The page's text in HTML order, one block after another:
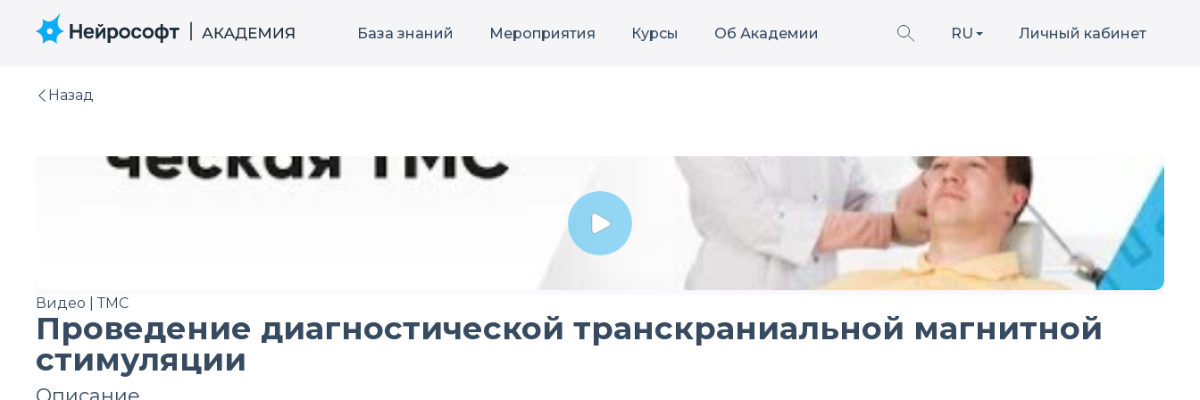
База знаний Мероприятия Курсы Об Академии RU Личный кабинет
Назад
Видео | ТМС
Проведение диагностической транскраниальной магнитной
стимуляции